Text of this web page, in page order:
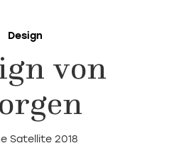
Design
von
Satellite 2018